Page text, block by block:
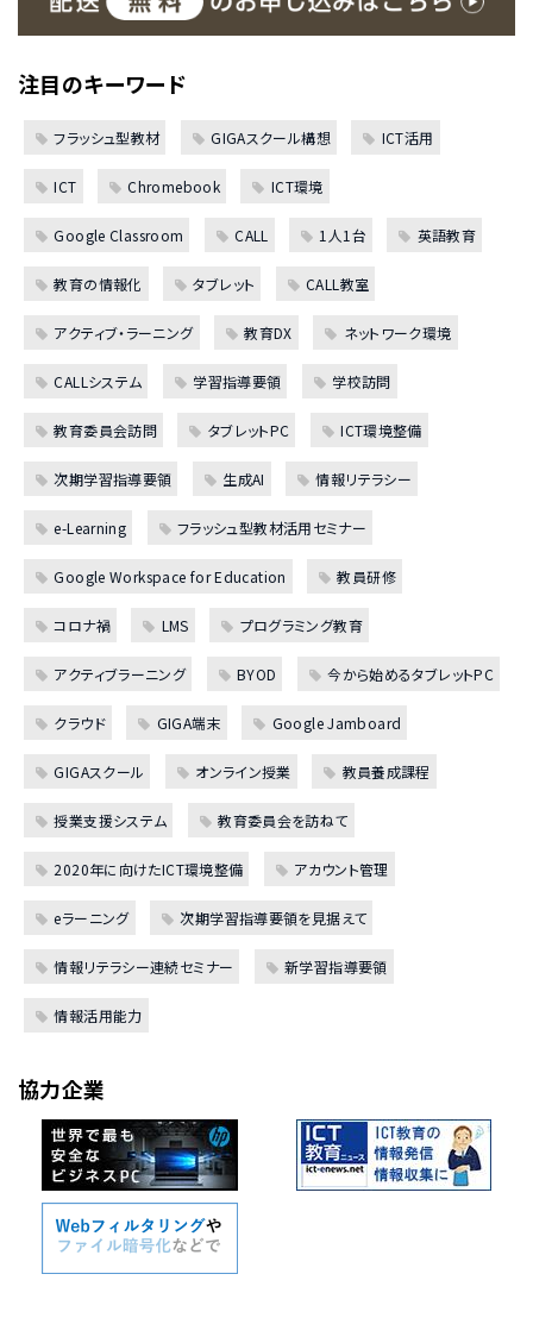
注目のキーワード
フラッシュ型教材 GIGAスクール構想 ICT活用
ICT Chromebook ICT環境
Google Classroom CALL 1人1台 英語教育
教育の情報化 タブレット CALL教室
アクティブ・ラーニング 教育DX ネットワーク環境
CALLシステム 学習指導要領 学校訪問
教育委員会訪問 タブレットPC ICT環境整備
次期学習指導要領 生成AI 情報リテラシー
e-Learning フラッシュ型教材活用セミナー
Google Workspace for Education 教員研修
コロナ禍 LMS プログラミング教育
アクティブラーニング BYOD 今から始めるタブレットPC
クラウド GIGA端末 Google Jamboard
GIGAスクール オンライン授業 教員養成課程
授業支援システム 教育委員会を訪ねて
2020年に向けたICT環境整備 アカウント管理
eラーニング 次期学習指導要領を見据えて
情報リテラシー連続セミナー 新学習指導要領
情報活用能力
協力企業